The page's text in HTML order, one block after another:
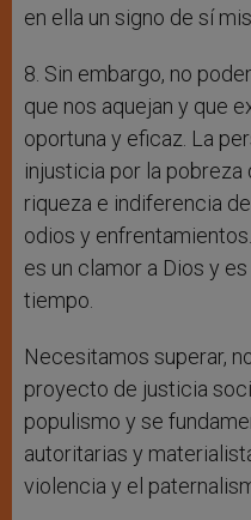
en ella un signo de sí
8. Sin embargo, no
que nos aquejan y que
oportuna y eficaz. La
injusticia por la pobreza
riqueza e indiferencia
odios y
es un clamor a Dios y
tiempo.
Necesitamos superar,
proyecto de justicia
populismo y se
autoritarias y
violencia y el